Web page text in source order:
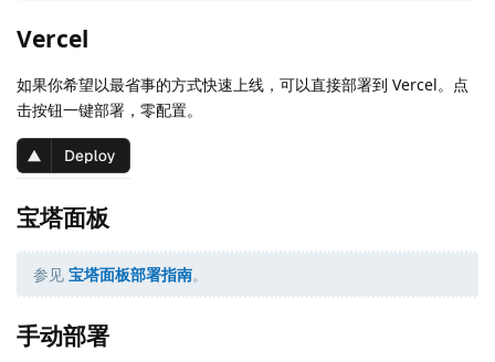
Vercel
如果你希望以最省事的方式快速上线，可以直接部署到 Vercel。点
击按钮一键部署，零配置。
宝塔面板
参见 宝塔面板部署指南。
手动部署